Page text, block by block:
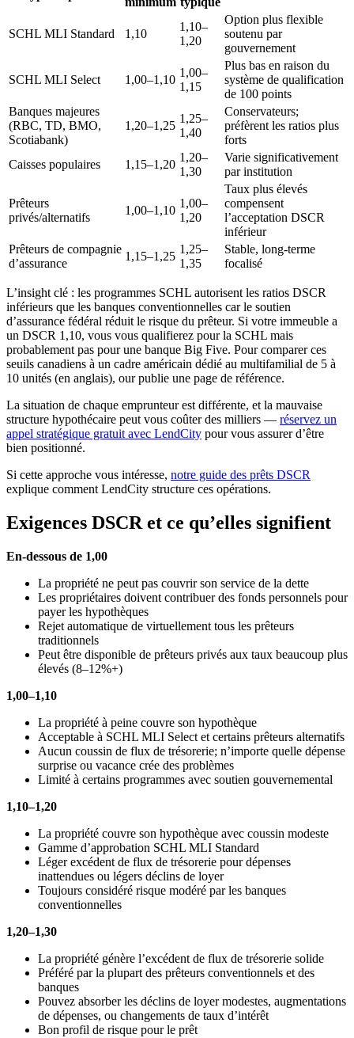
SCHL MLI Standard 1,10
1,10–
1,20
Option plus flexible
soutenu par
gouvernement
SCHL MLI Select 1,00–1,10
1,00–
1,15
Plus bas en raison du
système de qualification
de 100 points
Banques majeures
(RBC, TD, BMO,
Scotiabank)
1,20–1,25
1,25–
1,40
Conservateurs;
préfèrent les ratios plus
forts
Caisses populaires
1,15–1,20
1,20–
1,30
Varie significativement
par institution
Prêteurs
privés/alternatifs
1,00–1,10
1,00–
1,20
Taux plus élevés
compensent
l’acceptation DSCR
inférieur
Prêteurs de compagnie
d’assurance
1,15–1,25
1,25–
1,35
Stable, long-terme
focalisé
L’insight clé : les programmes SCHL autorisent les ratios DSCR
inférieurs que les banques conventionnelles car le soutien
d’assurance fédéral réduit le risque du prêteur. Si votre immeuble a
un DSCR 1,10, vous vous qualifierez pour la SCHL mais
probablement pas pour une banque Big Five. Pour comparer ces
seuils canadiens à un cadre américain dédié au multifamilial de 5 à
10 unités (en anglais), our publie une page de référence.
La situation de chaque emprunteur est différente, et la mauvaise
structure hypothécaire peut vous coûter des milliers — réservez un
appel stratégique gratuit avec LendCity pour vous assurer d’être
bien positionné.
Si cette approche vous intéresse, notre guide des prêts DSCR
explique comment LendCity structure ces opérations.
Exigences DSCR et ce qu’elles signifient
En-dessous de 1,00
La propriété ne peut pas couvrir son service de la dette
Les propriétaires doivent contribuer des fonds personnels pour
payer les hypothèques
Rejet automatique de virtuellement tous les prêteurs
traditionnels
Peut être disponible de prêteurs privés aux taux beaucoup plus
élevés (8–12%+)
1,00–1,10
La propriété à peine couvre son hypothèque
Acceptable à SCHL MLI Select et certains prêteurs alternatifs
Aucun coussin de flux de trésorerie; n’importe quelle dépense
surprise ou vacance crée des problèmes
Limité à certains programmes avec soutien gouvernemental
1,10–1,20
La propriété couvre son hypothèque avec coussin modeste
Gamme d’approbation SCHL MLI Standard
Léger excédent de flux de trésorerie pour dépenses
inattendues ou légers déclins de loyer
Toujours considéré risque modéré par les banques
conventionnelles
1,20–1,30
La propriété génère l’excédent de flux de trésorerie solide
Préféré par la plupart des prêteurs conventionnels et des
banques
Pouvez absorber les déclins de loyer modestes, augmentations
de dépenses, ou changements de taux d’intérêt
Bon profil de risque pour le prêt